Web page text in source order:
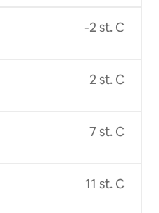
-2 st. C
2 st. C
7 st. C
11 st. C